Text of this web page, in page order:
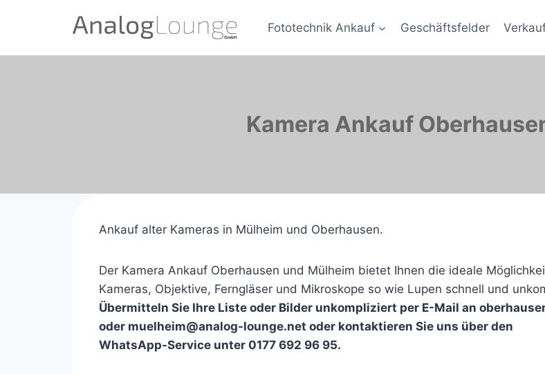
Fototechnik Ankauf Geschäftsfelder
Kamera Ankauf
Ankauf alter Kameras in Mülheim und Oberhausen.
Der Kamera Ankauf Oberhausen und Mülheim bietet Ihnen die ideale
Kameras, Objektive, Ferngläser und Mikroskope so wie Lupen schnell und
Übermitteln Sie Ihre Liste oder Bilder unkompliziert per E-Mail an
oder muelheim@analog-lounge.net oder kontaktieren Sie uns über den
WhatsApp-Service unter 0177 692 96 95.